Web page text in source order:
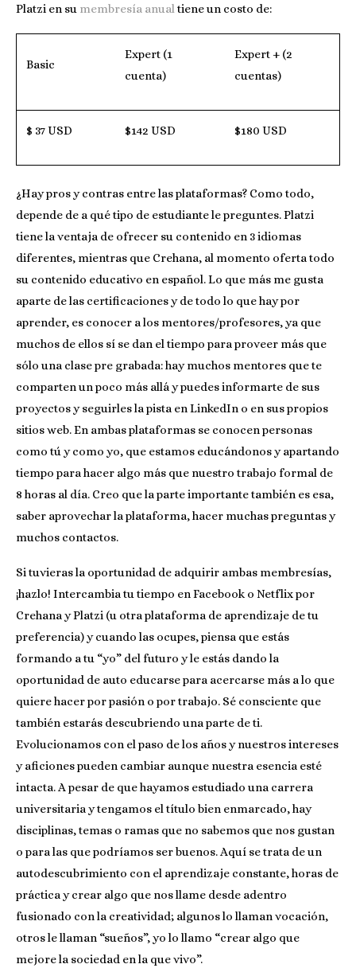
Platzi en su membresía anualtiene un costo de:
Basic
Expert (1
cuenta)
Expert + (2
cuentas)
$ 37 USD $142 USD $180 USD
¿Hay pros y contras entre las plataformas? Como todo,
depende de a qué tipo de estudiante le preguntes. Platzi
tiene la ventaja de ofrecer su contenido en 3 idiomas
diferentes, mientras que Crehana, al momento oferta todo
su contenido educativo en español. Lo que más me gusta
aparte de las certificaciones y de todo lo que hay por
aprender, es conocer a los mentores/profesores, ya que
muchos de ellos sí se dan el tiempo para proveer más que
sólo una clase pre grabada: hay muchos mentores que te
comparten un poco más allá y puedes informarte de sus
proyectos y seguirles la pista en LinkedIn o en sus propios
sitios web. En ambas plataformas se conocen personas
como tú y como yo, que estamos educándonos y apartando
tiempo para hacer algo más que nuestro trabajo formal de
8 horas al día. Creo que la parte importante también es esa,
saber aprovechar la plataforma, hacer muchas preguntas y
muchos contactos.
Si tuvieras la oportunidad de adquirir ambas membresías,
¡hazlo! Intercambia tu tiempo en Facebook o Netflix por
Crehana y Platzi (u otra plataforma de aprendizaje de tu
preferencia) y cuando las ocupes, piensa que estás
formando a tu “yo” del futuro y le estás dando la
oportunidad de auto educarse para acercarse más a lo que
quiere hacer por pasión o por trabajo. Sé consciente que
también estarás descubriendo una parte de ti.
Evolucionamos con el paso de los años y nuestros intereses
y aficiones pueden cambiar aunque nuestra esencia esté
intacta. A pesar de que hayamos estudiado una carrera
universitaria y tengamos el título bien enmarcado, hay
disciplinas, temas o ramas que no sabemos que nos gustan
o para las que podríamos ser buenos. Aquí se trata de un
autodescubrimiento con el aprendizaje constante, horas de
práctica y crear algo que nos llame desde adentro
fusionado con la creatividad; algunos lo llaman vocación,
otros le llaman “sueños”, yo lo llamo “crear algo que
mejore la sociedad en la que vivo”.